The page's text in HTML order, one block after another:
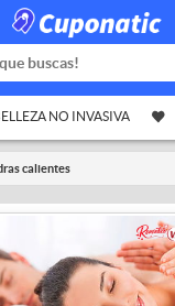
NO INVASIVA
calientes